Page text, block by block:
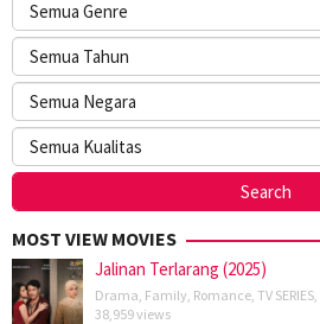
MOST VIEW MOVIES
Jalinan Terlarang (2025)
Drama Family Romance TV SERIES
38,959 views